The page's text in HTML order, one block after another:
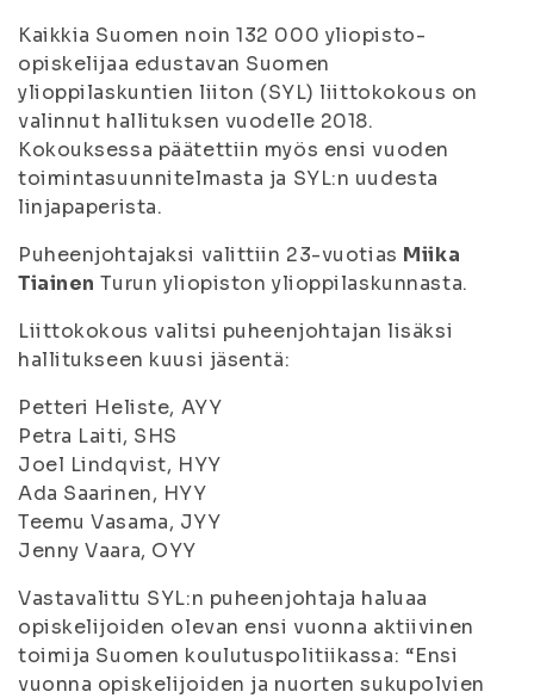
Kaikkia Suomen noin 132 000 yliopisto-
opiskelijaa edustavan Suomen
ylioppilaskuntien liiton (SYL) liittokokous on
valinnut hallituksen vuodelle 2018.
Kokouksessa päätettiin myös ensi vuoden
toimintasuunnitelmasta ja SYL:n uudesta
linjapaperista.
Puheenjohtajaksi valittiin 23-vuotias Miika
Tiainen Turun yliopiston ylioppilaskunnasta.
Liittokokous valitsi puheenjohtajan lisäksi
hallitukseen kuusi jäsentä:
Petteri Heliste, AYY
Petra Laiti, SHS
Joel Lindqvist, HYY
Ada Saarinen, HYY
Teemu Vasama, JYY
Jenny Vaara, OYY
Vastavalittu SYL:n puheenjohtaja haluaa
opiskelijoiden olevan ensi vuonna aktiivinen
toimija Suomen koulutuspolitiikassa: “Ensi
vuonna opiskelijoiden ja nuorten sukupolvien